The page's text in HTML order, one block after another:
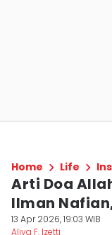
Home Life
Arti Doa
Ilman
13 Apr 2026, 19:03 WIB
Aliya F. Izetti